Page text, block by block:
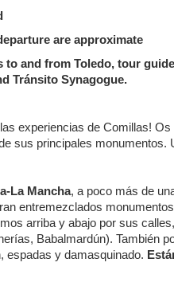
are approximate
to and from Toledo, tour
Tránsito Synagogue.
experiencias de Comillas!
sus principales
La Mancha, a poco más de
entremezclados
arriba y abajo por sus
Babalmardún). También
espadas y damasquinado.